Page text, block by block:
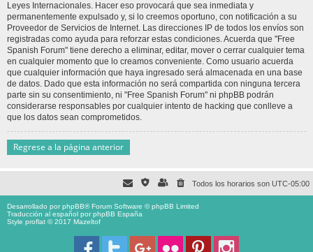
Leyes Internacionales. Hacer eso provocará que sea inmediata y
permanentemente expulsado y, si lo creemos oportuno, con notificación a su
Proveedor de Servicios de Internet. Las direcciones IP de todos los envíos son
registradas como ayuda para reforzar estas condiciones. Acuerda que "Free
Spanish Forum" tiene derecho a eliminar, editar, mover o cerrar cualquier tema
en cualquier momento que lo creamos conveniente. Como usuario acuerda
que cualquier información que haya ingresado será almacenada en una base
de datos. Dado que esta información no será compartida con ninguna tercera
parte sin su consentimiento, ni "Free Spanish Forum" ni phpBB podrán
considerarse responsables por cualquier intento de hacking que conlleve a
que los datos sean comprometidos.
Regrese a la página anterior
Todos los horarios son UTC-05:00
Desarrollado porphpBB® Forum Software © phpBB Limited
Traducción al español porphpBB España
Style proflat © 2017 Mazeltof